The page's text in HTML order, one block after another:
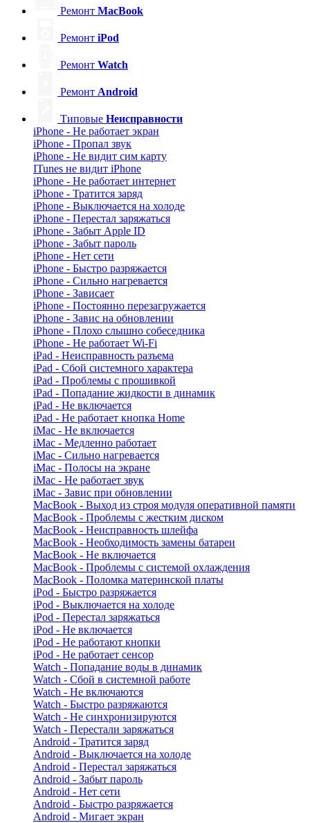
Ремонт MacBook
Ремонт iPod
Ремонт Watch
Ремонт Android
Типовые Неисправности
iPhone - Не работает экран
iPhone - Пропал звук
iPhone - Не видит сим карту
ITunes не видит iPhone
iPhone - Не работает интернет
iPhone - Тратится заряд
iPhone - Выключается на холоде
iPhone - Перестал заряжаться
iPhone - Забыт Apple ID
iPhone - Забыт пароль
iPhone - Нет сети
iPhone - Быстро разряжается
iPhone - Сильно нагревается
iPhone - Зависает
iPhone - Постоянно перезагружается
iPhone - Завис на обновлении
iPhone - Плохо слышно собеседника
iPhone - Не работает Wi-Fi
iPad - Неисправность разъема
iPad - Сбой системного характера
iPad - Проблемы с прошивкой
iPad - Попадание жидкости в динамик
iPad - Не включается
iPad - Не работает кнопка Home
iMac - Не включается
iMac - Медленно работает
iMac - Сильно нагревается
iMac - Полосы на экране
iMac - Не работает звук
iMac - Завис при обновлении
MacBook - Выход из строя модуля оперативной памяти
MacBook - Проблемы с жестким диском
MacBook - Неисправность шлейфа
MacBook - Необходимость замены батареи
MacBook - Не включается
MacBook - Проблемы с системой охлаждения
MacBook - Поломка материнской платы
iPod - Быстро разряжается
iPod - Выключается на холоде
iPod - Перестал заряжаться
iPod - Не включается
iPod - Не работают кнопки
iPod - Не работает сенсор
Watch - Попадание воды в динамик
Watch - Сбой в системной работе
Watch - Не включаются
Watch - Быстро разряжаются
Watch - Не синхронизируются
Watch - Перестали заряжаться
Android - Тратится заряд
Android - Выключается на холоде
Android - Перестал заряжаться
Android - Забыт пароль
Android - Нет сети
Android - Быстро разряжается
Android - Мигает экран